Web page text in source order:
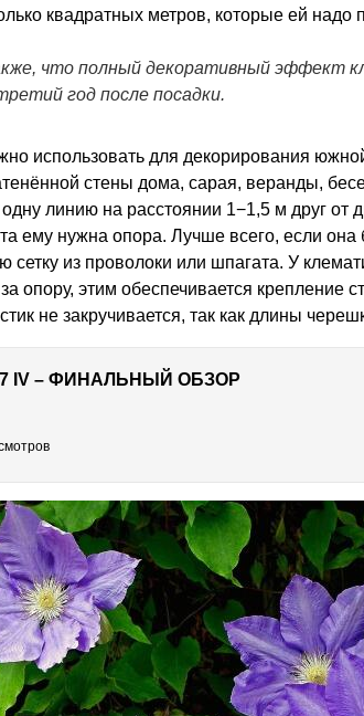
квадратных метров, которые ей надо
что полный декоративный эффект
год после посадки.
использовать для декорирования
стены дома, сарая, веранды,
линию на расстоянии 1−1,5 м друг от
ему нужна опора. Лучше всего, если она
сетку из проволоки или шпагата. У
опору, этим обеспечивается крепление
не закручивается, так как длины
7 IV – ФИНАЛЬНЫЙ ОБЗОР